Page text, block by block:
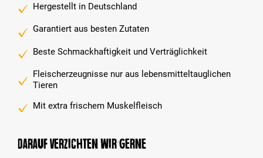
Hergestellt in Deutschland
Garantiert aus besten Zutaten
Beste Schmackhaftigkeit und Verträglichkeit
Fleischerzeugnisse nur aus lebensmitteltauglichen
Tieren
Mit extra frischem Muskelfleisch
Darauf verzichten wir gerne